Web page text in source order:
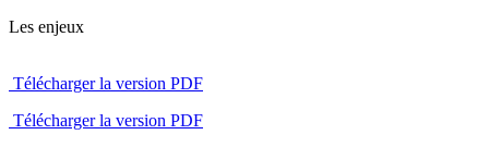
Les enjeux
Télécharger la version PDF
Télécharger la version PDF